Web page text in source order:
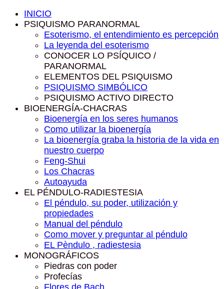
INICIO
PSIQUISMO PARANORMAL
Esoterismo, el entendimiento es percepción
La leyenda del esoterismo
CONOCER LO PSÍQUICO /
PARANORMAL
ELEMENTOS DEL PSIQUISMO
PSIQUISMO SIMBÓLICO
PSIQUISMO ACTIVO DIRECTO
BIOENERGÍA-CHACRAS
Bioenergía en los seres humanos
Como utilizar la bioenergía
La bioenergía graba la historia de la vida en
nuestro cuerpo
Feng-Shui
Los Chacras
Autoayuda
EL PÉNDULO-RADIESTESIA
El péndulo, su poder, utilización y
propiedades
Manual del péndulo
Como mover y preguntar al péndulo
EL Pèndulo , radiestesia
MONOGRÁFICOS
Piedras con poder
Profecías